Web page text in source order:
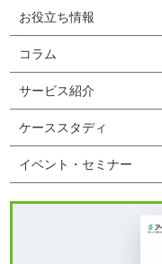
お役立ち情報
コラム
サービス紹介
ケーススタディ
イベント・セミナー